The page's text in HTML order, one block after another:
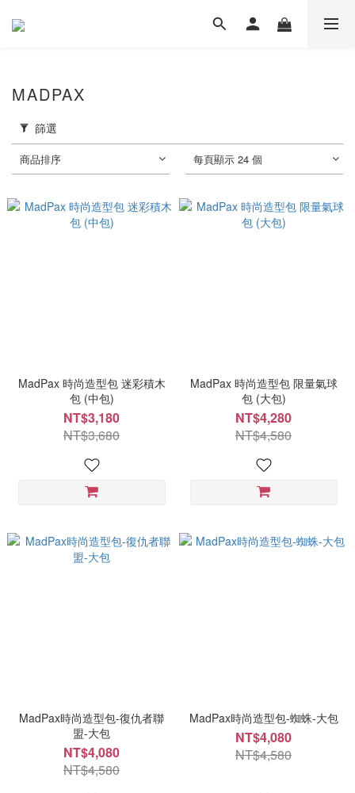
MADPAX
篩選
商品排序 每頁顯示 24 個
MadPax 時尚造型包 迷彩積木
包 (中包)
NT$3,180
NT$3,680
MadPax 時尚造型包 限量氣球
包 (大包)
NT$4,280
NT$4,580
MadPax時尚造型包-復仇者聯
盟-大包
NT$4,080
NT$4,580
MadPax時尚造型包-蜘蛛-大包
NT$4,080
NT$4,580